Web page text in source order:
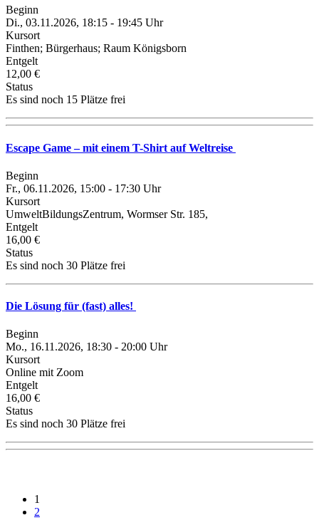
Beginn
Di., 03.11.2026, 18:15 - 19:45 Uhr
Kursort
Finthen; Bürgerhaus; Raum Königsborn
Entgelt
12,00 €
Status
Es sind noch 15 Plätze frei
Escape Game – mit einem T-Shirt auf Weltreise
Beginn
Fr., 06.11.2026, 15:00 - 17:30 Uhr
Kursort
UmweltBildungsZentrum, Wormser Str. 185,
Entgelt
16,00 €
Status
Es sind noch 30 Plätze frei
Die Lösung für (fast) alles!
Beginn
Mo., 16.11.2026, 18:30 - 20:00 Uhr
Kursort
Online mit Zoom
Entgelt
16,00 €
Status
Es sind noch 30 Plätze frei
1
2